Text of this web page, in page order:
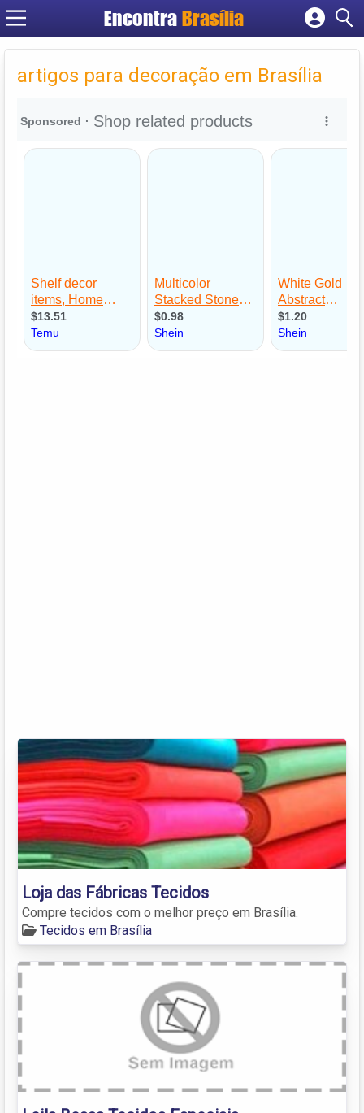
EncontraBrasília
Cadastrar empresa
Fazer login
Criar conta
artigos para decoração em Brasília
Loja das Fábricas Tecidos
Compre tecidos com o melhor preço em Brasília.
Tecidos em Brasília